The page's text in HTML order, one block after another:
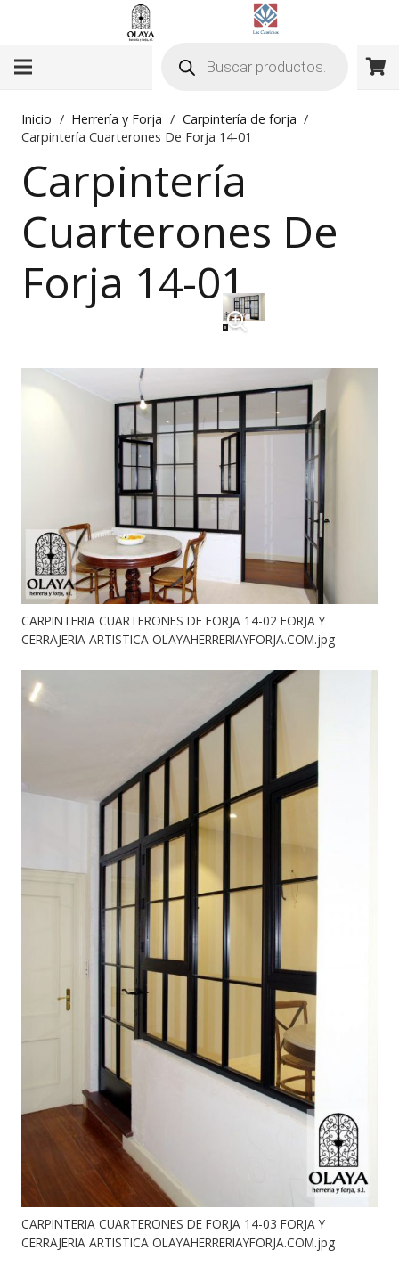
productos
Inicio / Herrería y Forja / Carpintería de forja /
Carpintería Cuarterones De Forja 14-01
Carpintería
Cuarterones De
Forja 14-01
CARPINTERIA CUARTERONES DE FORJA 14-02 FORJA Y
CERRAJERIA ARTISTICA OLAYAHERRERIAYFORJA.COM.jpg
CARPINTERIA CUARTERONES DE FORJA 14-03 FORJA Y
CERRAJERIA ARTISTICA OLAYAHERRERIAYFORJA.COM.jpg